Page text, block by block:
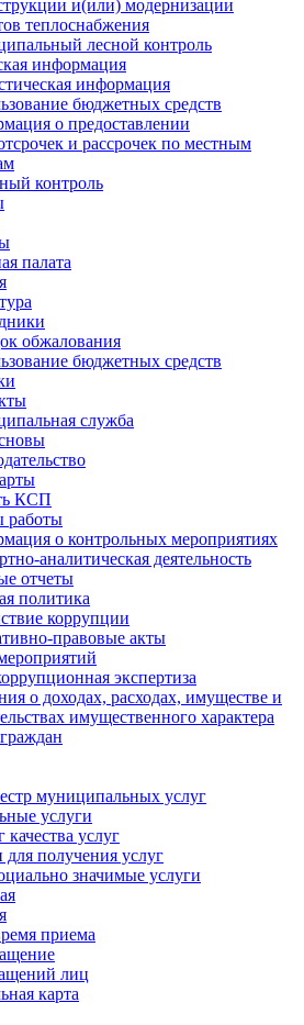
и(или) модернизации
теплоснабжения
лесной контроль
информация
информация
бюджетных средств
о предоставлении
и рассрочек по местным
контроль
палата
обжалования
бюджетных средств
служба
КСП
работы
о контрольных мероприятиях
аналитическая деятельность
отчеты
политика
коррупции
правовые акты
экспертиза
о доходах, расходах, имуществе и
имущественного характера
муниципальных услуг
услуги
услуг
получения услуг
значимые услуги
приема
лиц
карта